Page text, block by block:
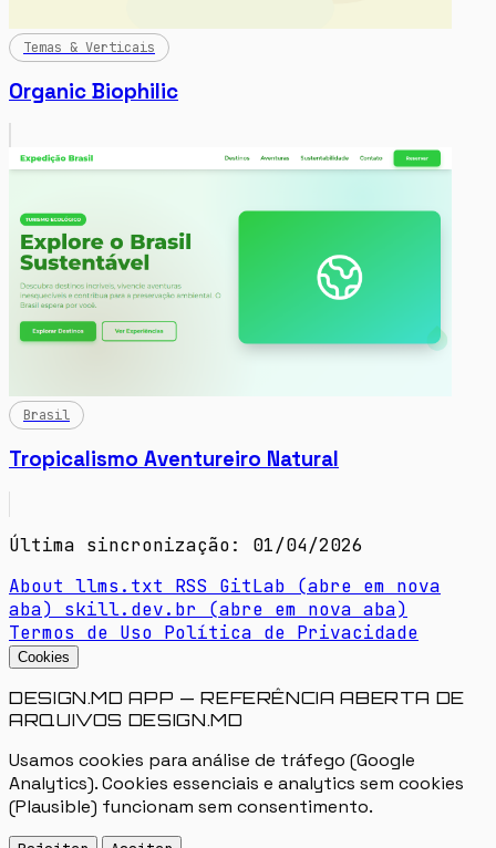
Temas & Verticais
Organic Biophilic
Brasil
Tropicalismo Aventureiro Natural
Última sincronização: 01/04/2026
About llms.txt RSS GitLab (abre em nova
aba)
skill.dev.br (abre em nova aba)
Termos de Uso Política de Privacidade
Cookies
DESIGN.MD APP — REFERÊNCIA ABERTA DE
ARQUIVOS DESIGN.MD
Usamos cookies para análise de tráfego (Google
Analytics). Cookies essenciais e analytics sem cookies
(Plausible) funcionam sem consentimento.